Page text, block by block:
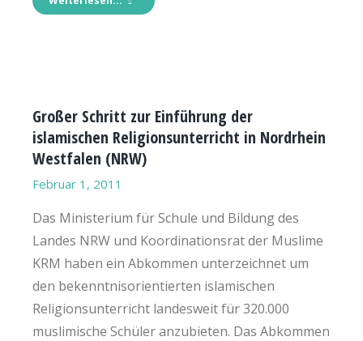
Großer Schritt zur Einführung der
islamischen Religionsunterricht in Nordrhein
Westfalen (NRW)
Februar 1, 2011
Das Ministerium für Schule und Bildung des
Landes NRW und Koordinationsrat der Muslime
KRM haben ein Abkommen unterzeichnet um
den bekenntnisorientierten islamischen
Religionsunterricht landesweit für 320.000
muslimische Schüler anzubieten. Das Abkommen